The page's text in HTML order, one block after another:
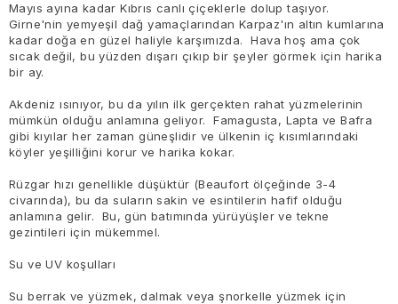
Mayıs ayına kadar Kıbrıs canlı çiçeklerle dolup taşıyor.
Girne'nin yemyeşil dağ yamaçlarından Karpaz'ın altın kumlarına
kadar doğa en güzel haliyle karşımızda. Hava hoş ama çok
sıcak değil, bu yüzden dışarı çıkıp bir şeyler görmek için harika
bir ay.
Akdeniz ısınıyor, bu da yılın ilk gerçekten rahat yüzmelerinin
mümkün olduğu anlamına geliyor. Famagusta, Lapta ve Bafra
gibi kıyılar her zaman güneşlidir ve ülkenin iç kısımlarındaki
köyler yeşilliğini korur ve harika kokar.
Rüzgar hızı genellikle düşüktür (Beaufort ölçeğinde 3-4
civarında), bu da suların sakin ve esintilerin hafif olduğu
anlamına gelir. Bu, gün batımında yürüyüşler ve tekne
gezintileri için mükemmel.
Su ve UV koşulları
Su berrak ve yüzmek, dalmak veya şnorkelle yüzmek için